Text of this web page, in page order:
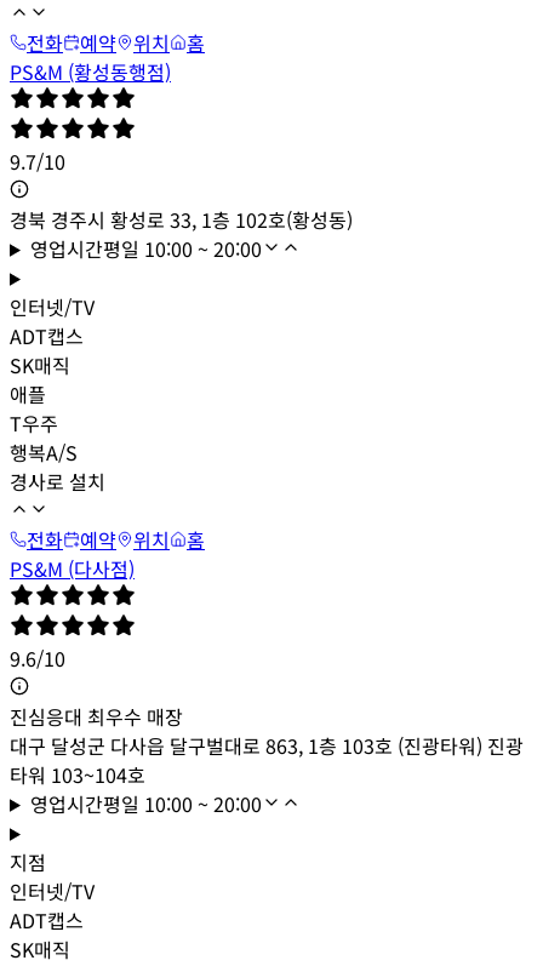
전화
예약 위치
홈
PS&M (황성동행점)
9.7/10
경북 경주시 황성로 33, 1층 102호(황성동)
영업시간평일 10:00 ~ 20:00
인터넷/TV
ADT캡스
SK매직
애플
T우주
행복A/S
경사로 설치
전화
예약 위치
홈
PS&M (다사점)
9.6/10
진심응대 최우수 매장
대구 달성군 다사읍 달구벌대로 863, 1층 103호 (진광타워) 진광
타워 103~104호
영업시간평일 10:00 ~ 20:00
지점
인터넷/TV
ADT캡스
SK매직